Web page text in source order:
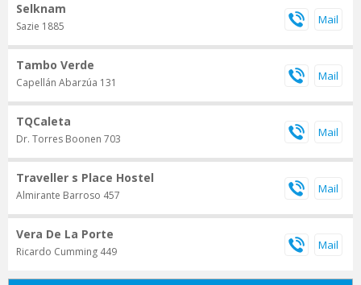
Selknam
Sazie 1885
Tambo Verde
Capellán Abarzúa 131
TQCaleta
Dr. Torres Boonen 703
Traveller s Place Hostel
Almirante Barroso 457
Vera De La Porte
Ricardo Cumming 449